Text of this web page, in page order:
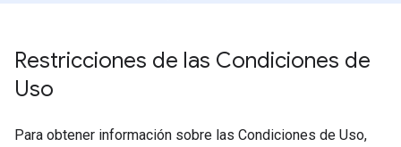
Restricciones de las Condiciones de
Uso
Para obtener información sobre las Condiciones de Uso,